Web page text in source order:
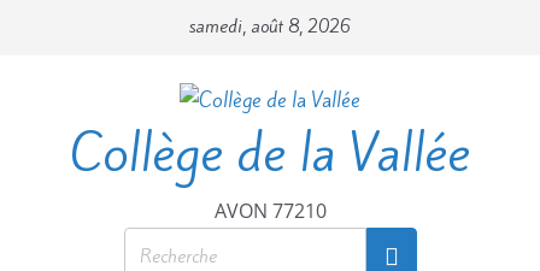
samedi, août 8, 2026
Collège de la Vallée
AVON 77210